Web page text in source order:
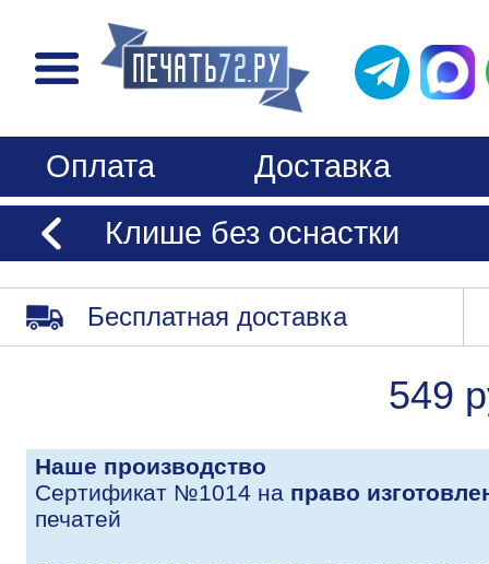
Оплата
Доставка
Клише без оснастки
Бесплатная доставка
549
Наше производство
Сертификат №1014 на право
печатей